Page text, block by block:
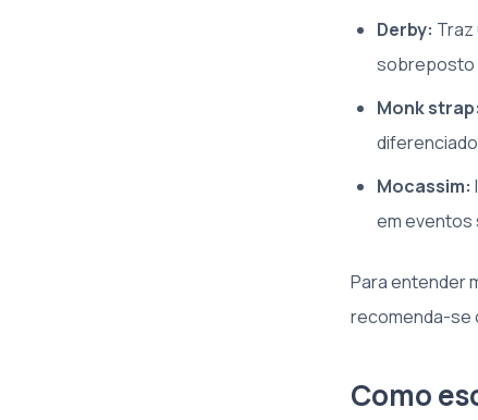
Derby:
sobreposto
Monk strap:
Mocassim:
em eventos
Para entender
recomenda-se
Como